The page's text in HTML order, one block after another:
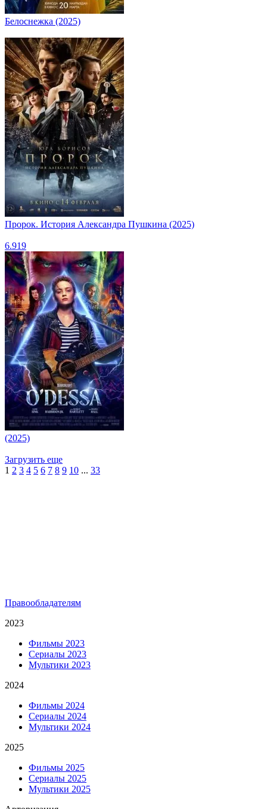
Белоснежка (2025)
Пророк. История Александра Пушкина (2025)
6.919
(2025)
Загрузить еще
1 2 3 4 5 6 7 8 9 10 ... 33
Правообладателям
2023
Фильмы 2023
Сериалы 2023
Мультики 2023
2024
Фильмы 2024
Сериалы 2024
Мультики 2024
2025
Фильмы 2025
Сериалы 2025
Мультики 2025